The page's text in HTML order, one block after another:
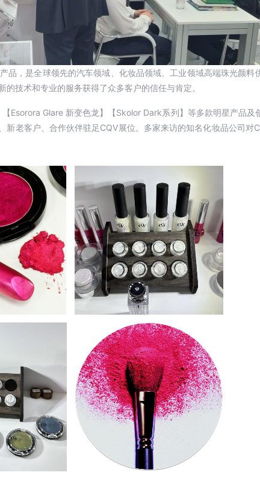
品，是全球领先的汽车领域、化妆品领域、工业领域高端珠光颜料
技术和专业的服务获得了众多客户的信任与肯定。
Glare 新变色龙】【Skolor Dark系列】等多款明星产品及
老客户、合作伙伴驻足CQV展位。多家来访的知名化妆品公司对